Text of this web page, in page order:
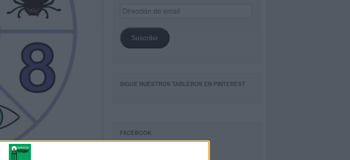
Dirección
de
Suscribir
SIGUE NUESTROS TABLEROS EN PINTEREST
FACEBOOK